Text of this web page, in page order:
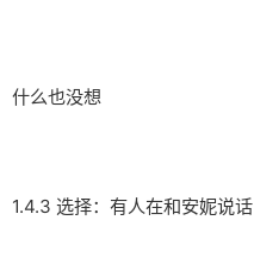
什么也没想
1.4.3 选择：有人在和安妮说话